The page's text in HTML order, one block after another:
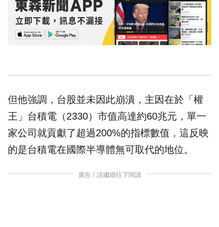
但他強調，台股並未因此崩潰，主因在於「權
王」台積電（2330）市值高達約60兆元，單一
家公司就貢獻了超過200%的指標數值，這反映
的是台積電在國際半導體無可取代的地位。
廣告 / 請繼續往下閱讀